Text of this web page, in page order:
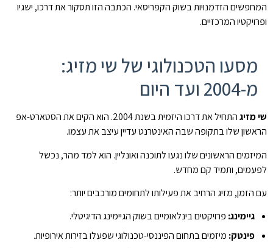
המחפשים הזדמנויות בשוק הקפריסאי. הכתבה הזו תסקור את דרכו, ישגיו
ופרויקטיו המרכזיים.
מסעו הטכנולוגי של שי מזיג:
מ-2004 ועד היום
שי מזיג
התחיל את דרכו היזמית בשנת 2004. הוא הקים את הסטארט-אפ
הראשון שלו בתקופה שבה האינטרנט עדיין עיצב את עצמו.
המיזמים הראשונים שלו נגעו לתוכנה ואונליין. הוא למד מהר, נכשל
לפעמים, ותמיד קם מחדש.
עם הזמן, מזיג הרחיב את פעילותו לתחומים מורכבים יותר:
גיימינג: פרויקטים בינלאומיים בשוק הגיימינג הדיגיטלי.
פינטק: מיזמים בתחום הפיננסי-טכנולוגי שפעלו בזירות אירופיות.